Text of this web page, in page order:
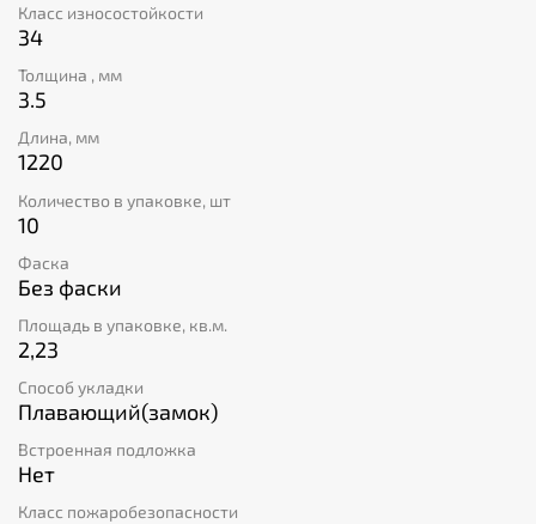
Класс износостойкости
34
Толщина , мм
3.5
Длина, мм
1220
Количество в упаковке, шт
10
Фаска
Без фаски
Площадь в упаковке, кв.м.
2,23
Способ укладки
Плавающий(замок)
Встроенная подложка
Нет
Класс пожаробезопасности